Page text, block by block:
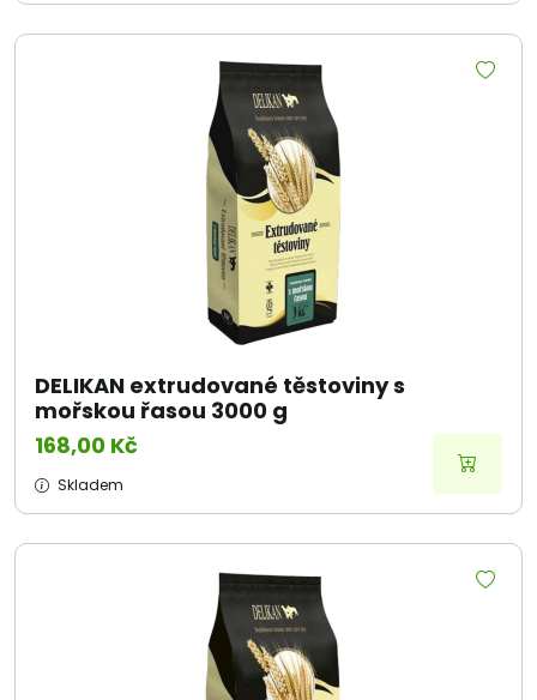
DELIKAN extrudované těstoviny s
mořskou řasou 3000 g
168,00 Kč
Skladem